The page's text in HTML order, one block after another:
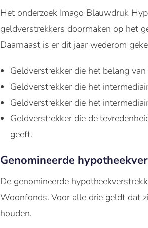
Het onderzoek Imago Blauwdruk
geldverstrekkers doormaken op het
Daarnaast is er dit jaar wederom
Geldverstrekker die het belang
Geldverstrekker die het
Geldverstrekker die het
Geldverstrekker die de
geeft.
Genomineerde
De genomineerde
Woonfonds. Voor alle drie geldt dat
houden.